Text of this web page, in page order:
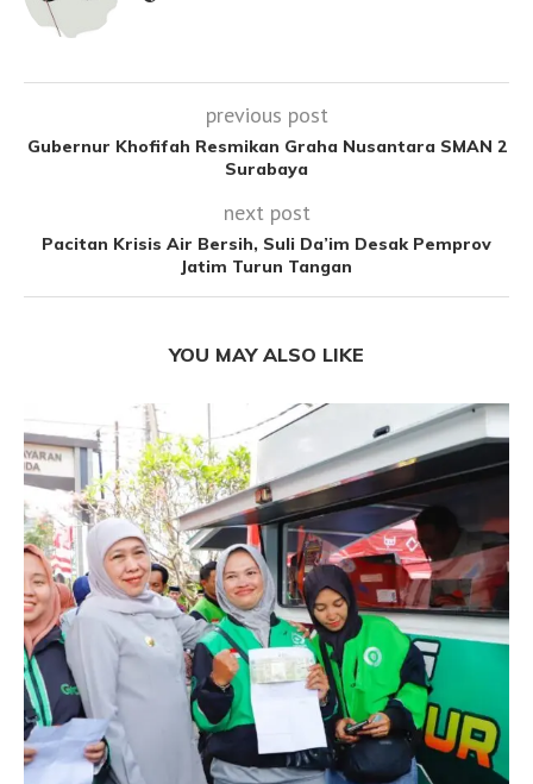
previous post
Gubernur Khofifah Resmikan Graha Nusantara SMAN 2
Surabaya
next post
Pacitan Krisis Air Bersih, Suli Da’im Desak Pemprov
Jatim Turun Tangan
YOU MAY ALSO LIKE